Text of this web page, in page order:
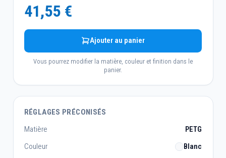
41,55 €
Ajouter au panier
Vous pourrez modifier la matière, couleur et finition dans le
panier.
RÉGLAGES PRÉCONISÉS
Matière
PETG
Couleur
Blanc